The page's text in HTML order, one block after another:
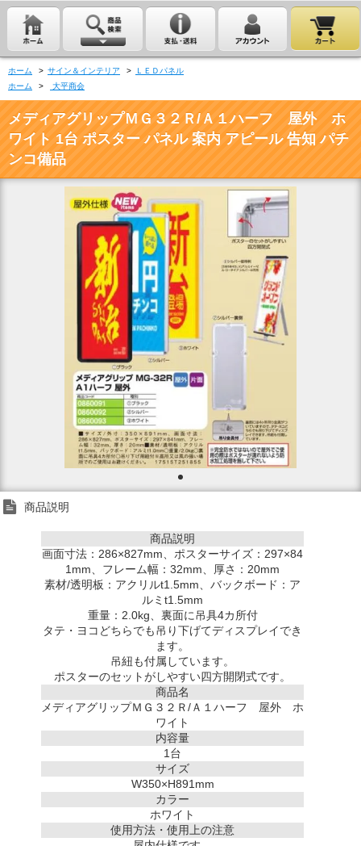
ホーム > サイン＆インテリア >
ＬＥＤパネル
ホーム
> 大平商会
メディアグリップＭＧ３２Ｒ/Ａ１ハーフ 屋外 ホ
ワイト 1台 ポスター パネル 案内 アピール 告知 パチ
ンコ備品
商品説明
商品説明
画面寸法：286×827mm、ポスターサイズ：297×84
1mm、フレーム幅：32mm、厚さ：20mm
素材/透明板：アクリルt1.5mm、バックボード：ア
ルミt1.5mm
重量：2.0kg、裏面に吊具4カ所付
タテ・ヨコどちらでも吊り下げてディスプレイでき
ます。
吊紐も付属しています。
ポスターのセットがしやすい四方開閉式です。
商品名
メディアグリップＭＧ３２Ｒ/Ａ１ハーフ 屋外 ホ
ワイト
内容量
1台
サイズ
W350×H891mm
カラー
ホワイト
使用方法・使用上の注意